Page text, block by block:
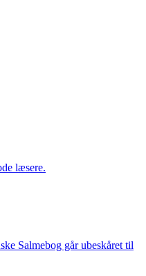
læsere.
Salmebog går ubeskåret til